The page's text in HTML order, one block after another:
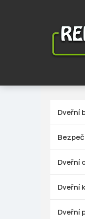
Dveřní
Dveřní
Dveřní
Dveřní